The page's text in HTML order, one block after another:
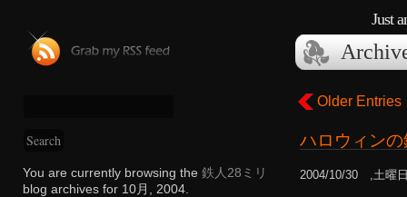
Just
You are currently browsing the 鉄人28ミリ
blog archives for 10月, 2004.
Older Entries
ハロウィン
2004/10/30 ,土曜